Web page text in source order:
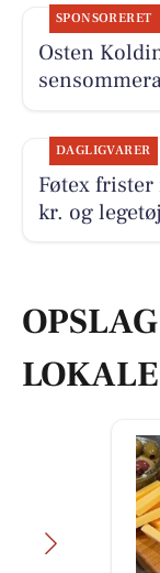
SPONSORERET
Osten
DAGLIGVARER
Føtex
kr. og